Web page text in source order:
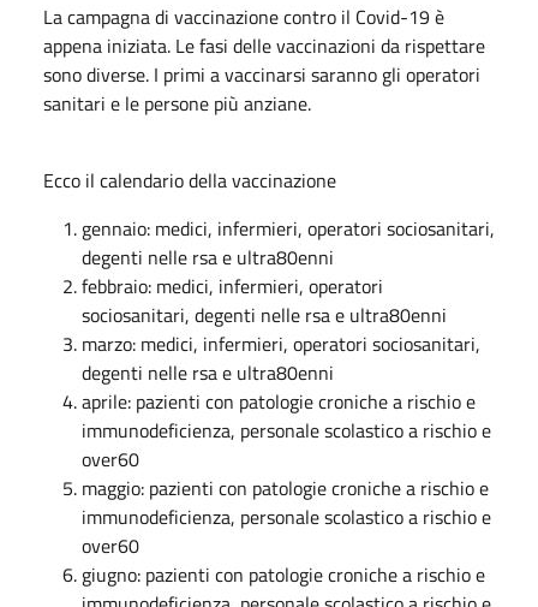
La campagna di vaccinazione contro il Covid-19 è
appena iniziata. Le fasi delle vaccinazioni da rispettare
sono diverse. I primi a vaccinarsi saranno gli operatori
sanitari e le persone più anziane.
Ecco il calendario della vaccinazione
gennaio: medici, infermieri, operatori sociosanitari,
degenti nelle rsa e ultra80enni
febbraio: medici, infermieri, operatori
sociosanitari, degenti nelle rsa e ultra80enni
marzo: medici, infermieri, operatori sociosanitari,
degenti nelle rsa e ultra80enni
aprile: pazienti con patologie croniche a rischio e
immunodeficienza, personale scolastico a rischio e
over60
maggio: pazienti con patologie croniche a rischio e
immunodeficienza, personale scolastico a rischio e
over60
giugno: pazienti con patologie croniche a rischio e